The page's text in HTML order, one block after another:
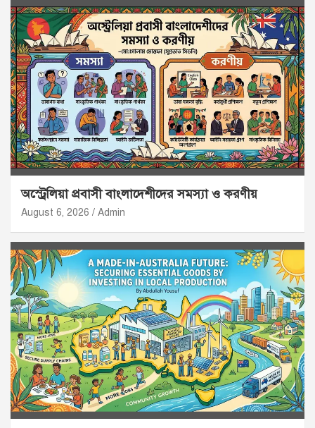
অস্ট্রেলিয়া প্রবাসী বাংলাদেশীদের সমস্যা ও করণীয়
August 6, 2026 Admin